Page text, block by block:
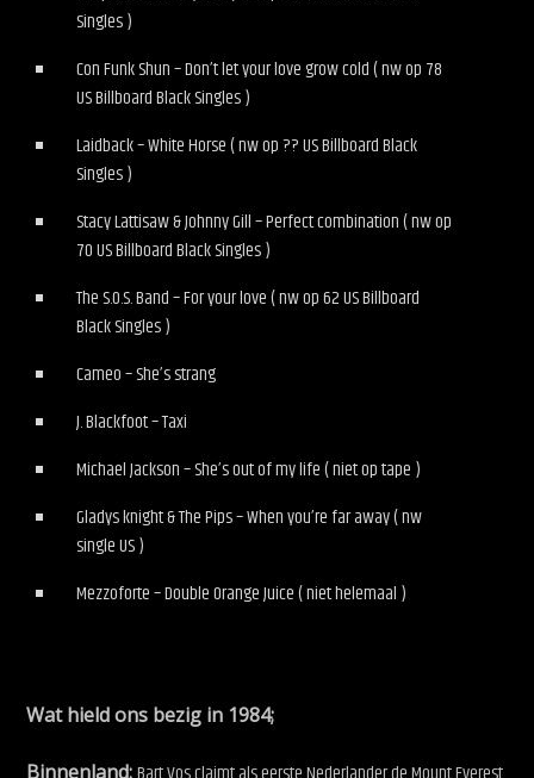
Singles )
Con Funk Shun – Don’t let your love grow cold ( nw op 78
US Billboard Black Singles )
Laidback – White Horse ( nw op ?? US Billboard Black
Singles )
Stacy Lattisaw & Johnny Gill – Perfect combination ( nw op
70 US Billboard Black Singles )
The S.O.S. Band – For your love ( nw op 62 US Billboard
Black Singles )
Cameo – She’s strang
J. Blackfoot – Taxi
Michael Jackson – She’s out of my life ( niet op tape )
Gladys knight & The Pips – When you’re far away ( nw
single US )
Mezzoforte – Double Orange Juice ( niet helemaal )
Wat hield ons bezig in 1984;
Binnenland: